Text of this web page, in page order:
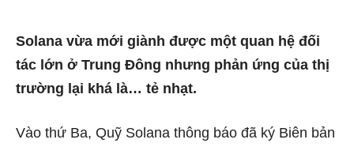
Solana vừa mới giành được một quan hệ đối
tác lớn ở Trung Đông nhưng phản ứng của thị
trường lại khá là… tẻ nhạt.
Vào thứ Ba, Quỹ Solana thông báo đã ký Biên bản